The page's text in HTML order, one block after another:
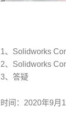
1、Solidworks
2、Solidworks
3、答疑
时间：2020年9